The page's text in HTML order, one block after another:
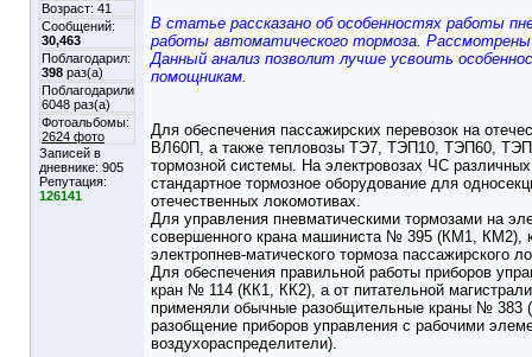
Возраст: 41
Сообщений:
30,463
Поблагодарил:
398 раз(а)
Поблагодарили
6048 раз(а)
Фотоальбомы:
2624 фото
Записей в
дневнике: 905
Репутация:
126141
В статье рассказано об особенностях работы
работы автоматического тормоза. Рассмотрены
Данный анализ позволит лучше усвоить
помощникам.
Для обеспечения пассажирских перевозок на
ВЛ60П, а также тепловозы ТЭ7, ТЭП10, ТЭП60,
тормозной системы. На электровозах ЧС
стандартное тормозное оборудование для
отечественных локомотивах.
Для управления пневматическими тормозами на
совершенного крана машиниста № 395 (КМ1, КМ2),
электропнев-матического тормоза
Для обеспечения правильной работы приборов
кран № 114 (КК1, КК2), а от питательной
применяли обычные разобщительные краны №
разобщение приборов управления с рабочими
воздухораспределители).